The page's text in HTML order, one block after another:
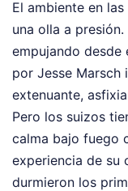
El ambiente en
una olla a
empujando
por Jesse
extenuante,
Pero los suizos
calma bajo fuego
experiencia de su
durmieron los